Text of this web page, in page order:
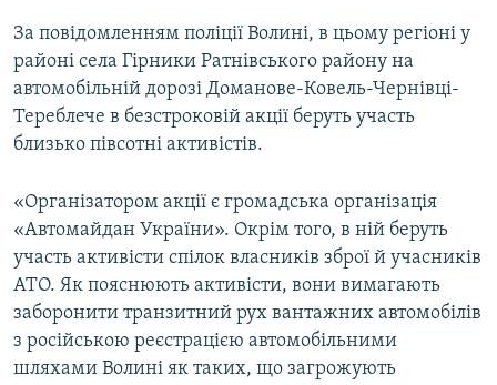
За повідомленням поліції Волині, в цьому регіоні у
районі села Гірники Ратнівського району на
автомобільній дорозі Доманове-Ковель-Чернівці-
Тереблече в безстроковій акції беруть участь
близько півсотні активістів.
«Організатором акції є громадська організація
«Автомайдан України». Окрім того, в ній беруть
участь активісти спілок власників зброї й учасників
АТО. Як пояснюють активісти, вони вимагають
заборонити транзитний рух вантажних автомобілів
з російською реєстрацією автомобільними
шляхами Волині як таких, що загрожують